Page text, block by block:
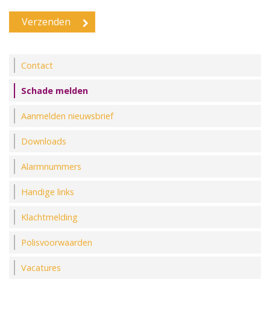
Contact
Schade melden
Aanmelden nieuwsbrief
Downloads
Alarmnummers
Handige links
Klachtmelding
Polisvoorwaarden
Vacatures